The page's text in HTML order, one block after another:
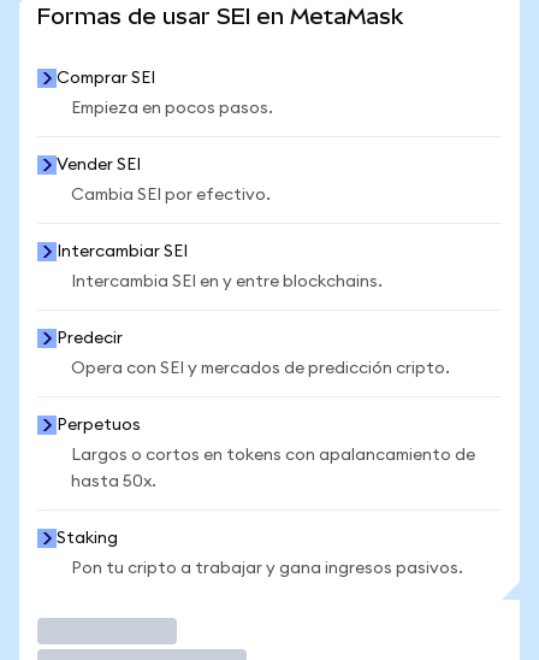
Formas de usar SEI en MetaMask
Comprar SEI
Empieza en pocos pasos.
Vender SEI
Cambia SEI por efectivo.
Intercambiar SEI
Intercambia SEI en y entre blockchains.
Predecir
Opera con SEI y mercados de predicción cripto.
Perpetuos
Largos o cortos en tokens con apalancamiento de
hasta 50x.
Staking
Pon tu cripto a trabajar y gana ingresos pasivos.